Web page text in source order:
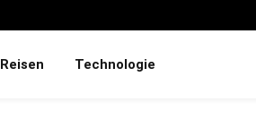
Reisen Technologie